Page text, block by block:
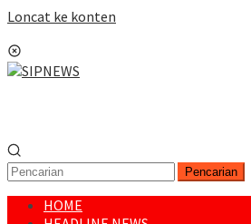
Loncat ke konten
Pencarian
HOME